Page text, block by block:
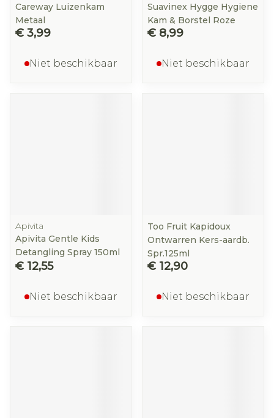
Careway Luizenkam
Metaal
€ 3,99
Niet beschikbaar
Suavinex Hygge Hygiene
Kam & Borstel Roze
€ 8,99
Niet beschikbaar
Apivita
Apivita Gentle Kids
Detangling Spray 150ml
€ 12,55
Niet beschikbaar
Too Fruit Kapidoux
Ontwarren Kers-aardb.
Spr.125ml
€ 12,90
Niet beschikbaar